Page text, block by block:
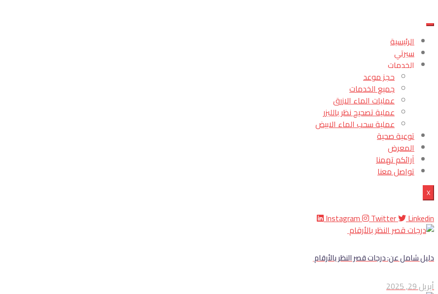
الرئيسية
سيرتي
الخدمات
حجز موعد
جميع الخدمات
عمليات الماء الازرق
عملية تصحيح نظر بالليزر
عملية سحب الماء الابيض
توعية صحية
المعرض
آرائكم تهمنا
تواصل معنا
X
Instagram Twitter Linkedin
دليل شامل عن: درجات قصر النظر​ بالأرقام
أبريل 29, 2025